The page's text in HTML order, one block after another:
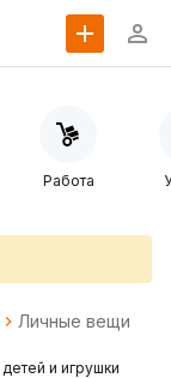
Работа
Личные вещи
и игрушки